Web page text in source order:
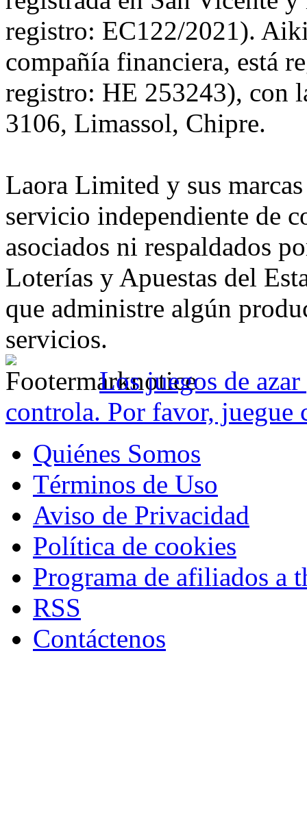
registro: EC122/2021).
compañía financiera, está
registro: HE 253243), con
3106, Limassol, Chipre.
Laora Limited y sus
servicio independiente de
asociados ni respaldados
Loterías y Apuestas del
que administre algún
servicios.
Los juegos de
controla. Por favor, juegue
Quiénes Somos
Términos de Uso
Aviso de Privacidad
Política de cookies
Programa de afiliados a
RSS
Contáctenos